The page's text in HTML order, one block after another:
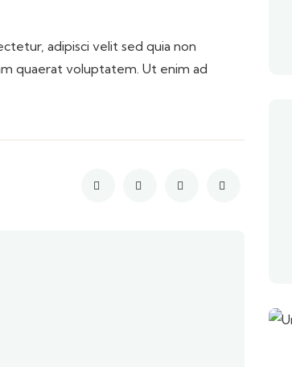
adipisci velit sed quia non
quaerat voluptatem. Ut enim ad